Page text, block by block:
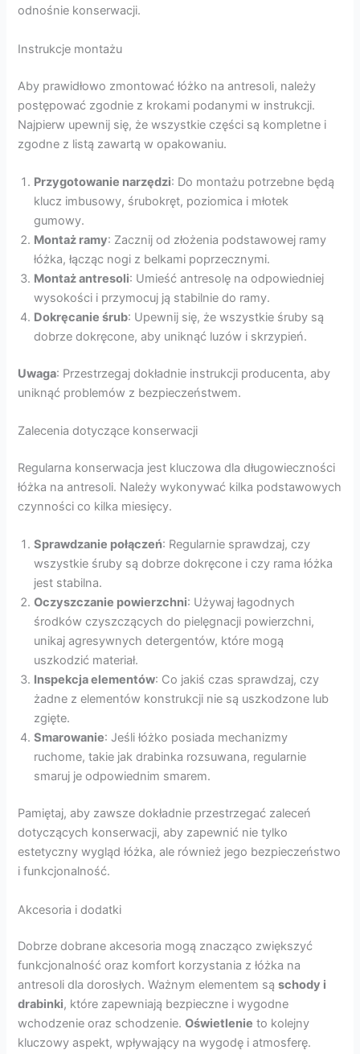
odnośnie konserwacji.
Instrukcje montażu
Aby prawidłowo zmontować łóżko na antresoli, należy
postępować zgodnie z krokami podanymi w instrukcji.
Najpierw upewnij się, że wszystkie części są kompletne i
zgodne z listą zawartą w opakowaniu.
Przygotowanie narzędzi: Do montażu potrzebne będą
klucz imbusowy, śrubokręt, poziomica i młotek
gumowy.
Montaż ramy: Zacznij od złożenia podstawowej ramy
łóżka, łącząc nogi z belkami poprzecznymi.
Montaż antresoli: Umieść antresolę na odpowiedniej
wysokości i przymocuj ją stabilnie do ramy.
Dokręcanie śrub: Upewnij się, że wszystkie śruby są
dobrze dokręcone, aby uniknąć luzów i skrzypień.
Uwaga: Przestrzegaj dokładnie instrukcji producenta, aby
uniknąć problemów z bezpieczeństwem.
Zalecenia dotyczące konserwacji
Regularna konserwacja jest kluczowa dla długowieczności
łóżka na antresoli. Należy wykonywać kilka podstawowych
czynności co kilka miesięcy.
Sprawdzanie połączeń: Regularnie sprawdzaj, czy
wszystkie śruby są dobrze dokręcone i czy rama łóżka
jest stabilna.
Oczyszczanie powierzchni: Używaj łagodnych
środków czyszczących do pielęgnacji powierzchni,
unikaj agresywnych detergentów, które mogą
uszkodzić materiał.
Inspekcja elementów: Co jakiś czas sprawdzaj, czy
żadne z elementów konstrukcji nie są uszkodzone lub
zgięte.
Smarowanie: Jeśli łóżko posiada mechanizmy
ruchome, takie jak drabinka rozsuwana, regularnie
smaruj je odpowiednim smarem.
Pamiętaj, aby zawsze dokładnie przestrzegać zaleceń
dotyczących konserwacji, aby zapewnić nie tylko
estetyczny wygląd łóżka, ale również jego bezpieczeństwo
i funkcjonalność.
Akcesoria i dodatki
Dobrze dobrane akcesoria mogą znacząco zwiększyć
funkcjonalność oraz komfort korzystania z łóżka na
antresoli dla dorosłych. Ważnym elementem sąschody i
drabinki, które zapewniają bezpieczne i wygodne
wchodzenie oraz schodzenie.Oświetlenie to kolejny
kluczowy aspekt, wpływający na wygodę i atmosferę.